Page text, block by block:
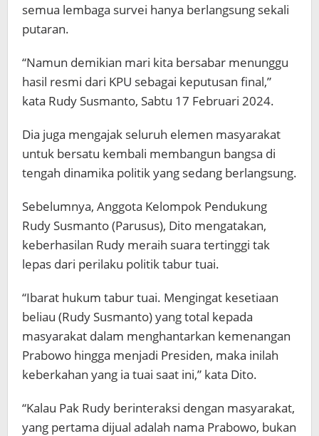
semua lembaga survei hanya berlangsung sekali
putaran.
“Namun demikian mari kita bersabar menunggu
hasil resmi dari KPU sebagai keputusan final,”
kata Rudy Susmanto, Sabtu 17 Februari 2024.
Dia juga mengajak seluruh elemen masyarakat
untuk bersatu kembali membangun bangsa di
tengah dinamika politik yang sedang berlangsung.
Sebelumnya, Anggota Kelompok Pendukung
Rudy Susmanto (Parusus), Dito mengatakan,
keberhasilan Rudy meraih suara tertinggi tak
lepas dari perilaku politik tabur tuai.
“Ibarat hukum tabur tuai. Mengingat kesetiaan
beliau (Rudy Susmanto) yang total kepada
masyarakat dalam menghantarkan kemenangan
Prabowo hingga menjadi Presiden, maka inilah
keberkahan yang ia tuai saat ini,” kata Dito.
“Kalau Pak Rudy berinteraksi dengan masyarakat,
yang pertama dijual adalah nama Prabowo, bukan